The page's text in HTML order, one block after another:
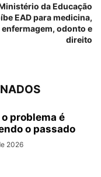
da Educação
EAD para medicina,
enfermagem, odonto e
direito
problema é
o passado
2026